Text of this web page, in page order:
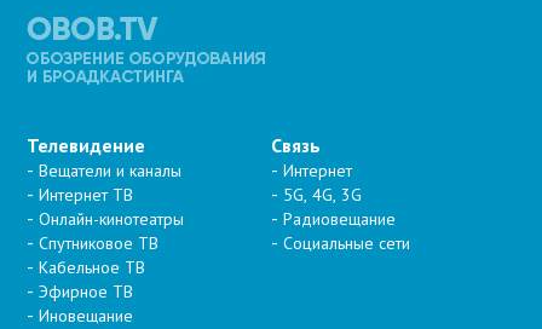
Телевидение
Вещатели и каналы
Интернет ТВ
Онлайн-кинотеатры
Спутниковое ТВ
Кабельное ТВ
Эфирное ТВ
Иновещание
Связь
Интернет
5G, 4G, 3G
Радиовещание
Социальные сети